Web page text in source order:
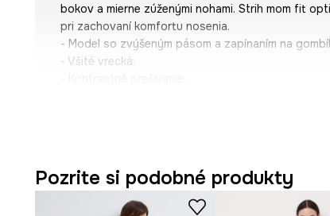
bokov a mierne zúženými nohami. Strih mom fit
pri zachovaní komfortu nosenia.
- Model so zvýšeným pásom a zapínaním na
- Všité vrecká.
- Šírka nohavice v spodnej časti: 17,5 cm.
- Vnútorná dĺžka nohy: 72 cm.
- Veľkosti pre rozmer: 36.
Pozrite si podobné produkty